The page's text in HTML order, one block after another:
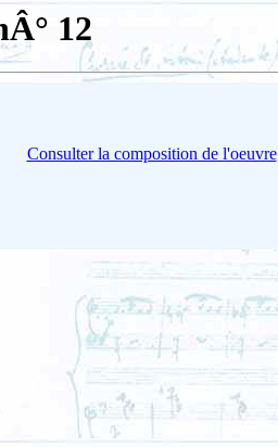
12
Consulter la composition de l'oeuvre